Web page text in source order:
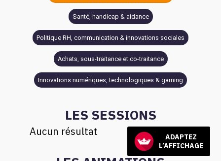
Santé, handicap & aidance
Politique RH, communication & innovations sociales
Achats, sous-traitance et co-traitance
Innovations numériques, technologiques & gaming
LES SESSIONS
Aucun résultat
ADAPTEZ
L’AFFICHAGE